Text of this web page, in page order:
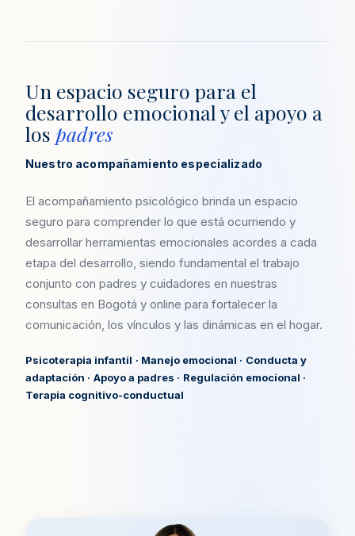
Un espacio seguro para el
desarrollo emocional y el apoyo a
los padres
Nuestro acompañamiento especializado
El acompañamiento psicológico brinda un espacio
seguro para comprender lo que está ocurriendo y
desarrollar herramientas emocionales acordes a cada
etapa del desarrollo, siendo fundamental el trabajo
conjunto con padres y cuidadores en nuestras
consultas en Bogotá y online para fortalecer la
comunicación, los vínculos y las dinámicas en el hogar.
Psicoterapia infantil · Manejo emocional · Conducta y
adaptación · Apoyo a padres · Regulación emocional ·
Terapia cognitivo-conductual